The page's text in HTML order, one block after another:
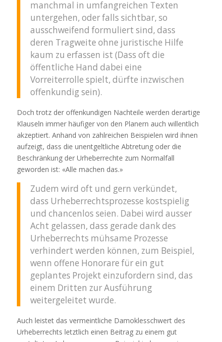
manchmal in umfangreichen Texten
untergehen, oder falls sichtbar, so
ausschweifend formuliert sind, dass
deren Tragweite ohne juristische Hilfe
kaum zu erfassen ist (Dass oft die
öffentliche Hand dabei eine
Vorreiterrolle spielt, dürfte inzwischen
offenkundig sein).
Doch trotz der offenkundigen Nachteile werden derartige
Klauseln immer häufiger von den Planern auch willentlich
akzeptiert. Anhand von zahlreichen Beispielen wird ihnen
aufzeigt, dass die unentgeltliche Abtretung oder die
Beschränkung der Urheberrechte zum Normalfall
geworden ist: «Alle machen das.»
Zudem wird oft und gern verkündet,
dass Urheberrechtsprozesse kostspielig
und chancenlos seien. Dabei wird ausser
Acht gelassen, dass gerade dank des
Urheberrechts mühsame Prozesse
verhindert werden können, zum Beispiel,
wenn offene Honorare für ein gut
geplantes Projekt einzufordern sind, das
einem Dritten zur Ausführung
weitergeleitet wurde.
Auch leistet das vermeintliche Damoklesschwert des
Urheberrechts letztlich einen Beitrag zu einem gut